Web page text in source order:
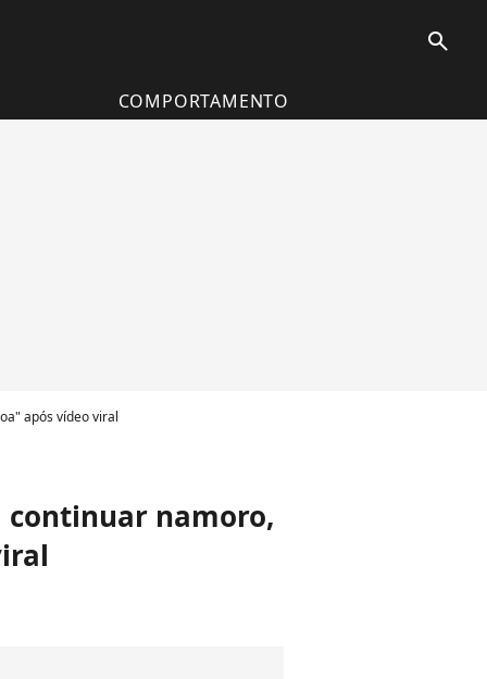
search
COMPORTAMENTO
após vídeo viral
continuar namoro,